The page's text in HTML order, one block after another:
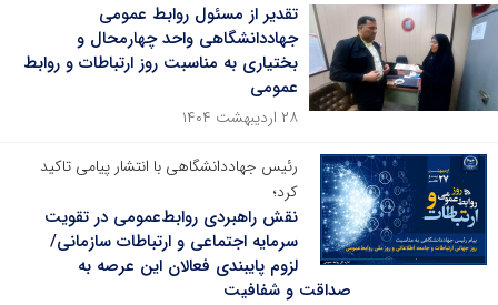
تقدیر از مسئول روابط عمومی
جهاددانشگاهی واحد چهارمحال و
بختیاری به مناسبت روز ارتباطات و روابط
عمومی
۲۸ اردیبهشت ۱۴۰۴
رئیس جهاددانشگاهی با انتشار پیامی تاکید
کرد؛
نقش راهبردی روابط‌عمومی در تقویت
سرمایه اجتماعی و ارتباطات سازمانی/
لزوم پایبندی فعالان این عرصه به
صداقت و شفافیت